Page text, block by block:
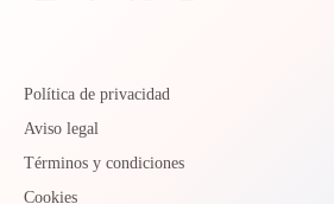
Política de privacidad
Aviso legal
Términos y condiciones
Cookies